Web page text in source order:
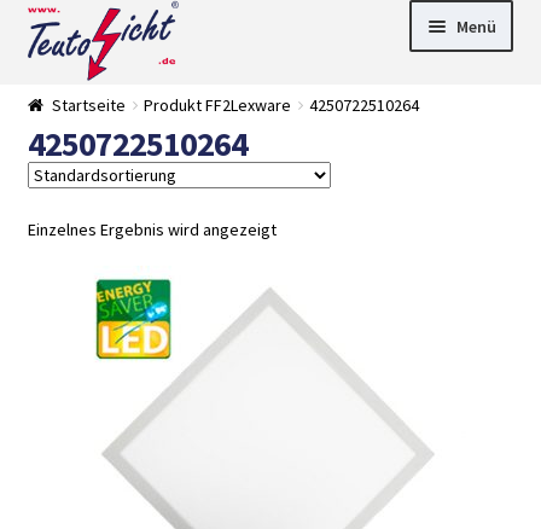
Zur
Navigation
springen
Springe
zum
Menü
►
Startseite Produkt FF2Lexware 4250722510264
4250722510264
Einzelnes Ergebnis wird angezeigt